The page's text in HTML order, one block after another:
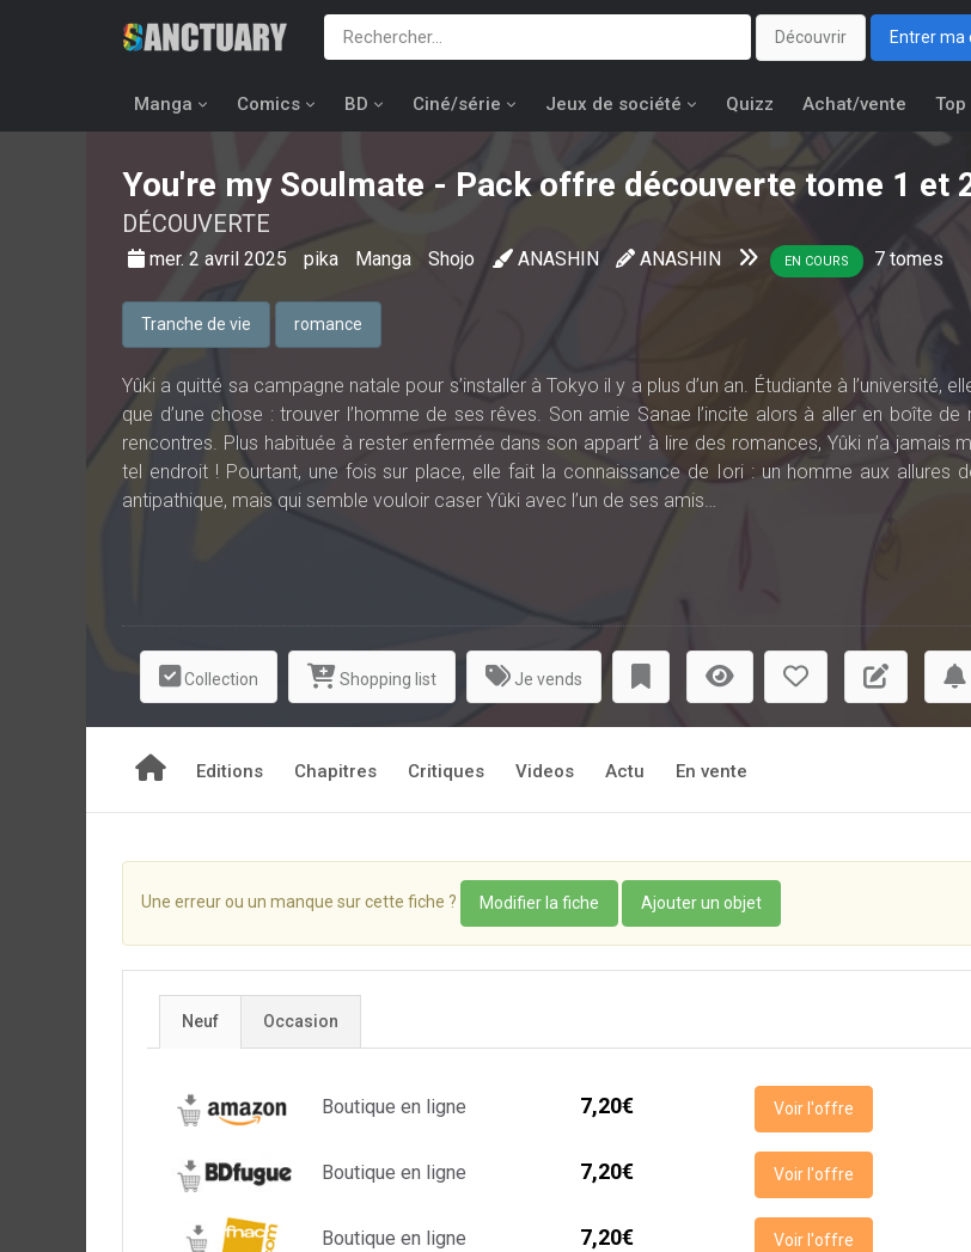
Découvrir Entrer ma
Manga Comics BD Ciné/série Jeux de société Quizz Achat/vente
You're my Soulmate - Pack offre découverte tome 1 et
DÉCOUVERTE
mer. 2 avril 2025 pika Manga Shojo ANASHIN ANASHIN EN COURS 7 tomes
Tranche de vie romance
Yûki a quitté sa campagne natale pour s’installer à Tokyo il y a plus d’un an. Étudiante à l’université,
que d’une chose : trouver l’homme de ses rêves. Son amie Sanae l’incite alors à aller en boîte
rencontres. Plus habituée à rester enfermée dans son appart’ à lire des romances, Yûki n’a jamais
tel endroit ! Pourtant, une fois sur place, elle fait la connaissance de Iori : un homme aux allures
antipathique, mais qui semble vouloir caser Yûki avec l’un de ses amis…
Collection Shopping list Je vends
Editions Chapitres Critiques Videos Actu En vente
Une erreur ou un manque sur cette fiche ? Modifier la fiche Ajouter un objet
Neuf Occasion
Boutique en ligne 7,20€ Voir l'offre
Boutique en ligne 7,20€ Voir l'offre
Boutique en ligne 7,20€ Voir l'offre